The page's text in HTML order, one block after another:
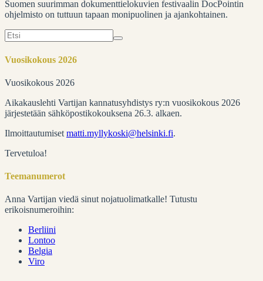
Suomen suurimman dokumenttielokuvien festivaalin DocPointin
ohjelmisto on tuttuun tapaan monipuolinen ja ajankohtainen.
Search
for:
Vuosikokous 2026
Vuosikokous 2026
Aikakauslehti Vartijan kannatusyhdistys ry:n vuosikokous 2026
järjestetään sähköpostikokouksena 26.3. alkaen.
Ilmoittautumiset matti.myllykoski@helsinki.fi.
Tervetuloa!
Teemanumerot
Anna Vartijan viedä sinut nojatuolimatkalle! Tutustu
erikoisnumeroihin:
Berliini
Lontoo
Belgia
Viro